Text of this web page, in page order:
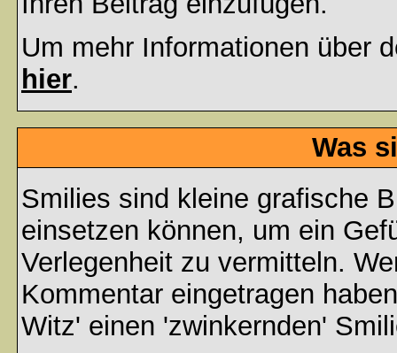
Um mehr Informationen über
hier.
Was
Smilies sind kleine grafische
einsetzen können, um ein
Verlegenheit zu vermitteln.
Kommentar eingetragen
Witz' einen 'zwinkernden'